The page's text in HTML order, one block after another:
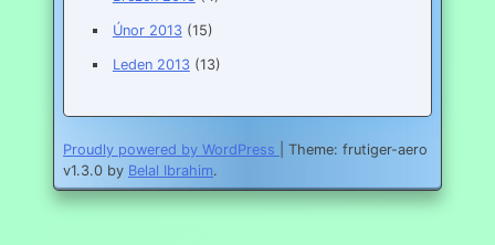
Únor 2013(15)
Leden 2013(13)
Proudly powered by WordPress
Theme: frutiger-aero
v1.3.0 by Belal Ibrahim.